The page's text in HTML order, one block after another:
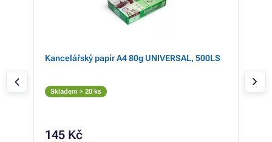
Kancelářský papír A4 80g UNIVERSAL, 500LS
Skladem > 20 ks
145 Kč